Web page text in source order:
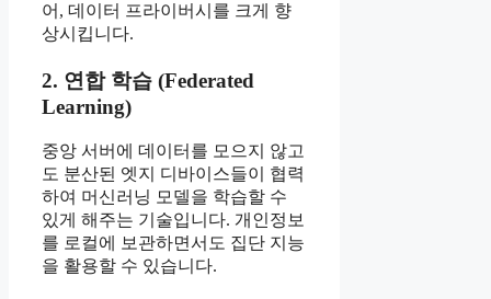
어, 데이터 프라이버시를 크게 향
상시킵니다.
2. 연합 학습 (Federated
Learning)
중앙 서버에 데이터를 모으지 않고
도 분산된 엣지 디바이스들이 협력
하여 머신러닝 모델을 학습할 수
있게 해주는 기술입니다. 개인정보
를 로컬에 보관하면서도 집단 지능
을 활용할 수 있습니다.